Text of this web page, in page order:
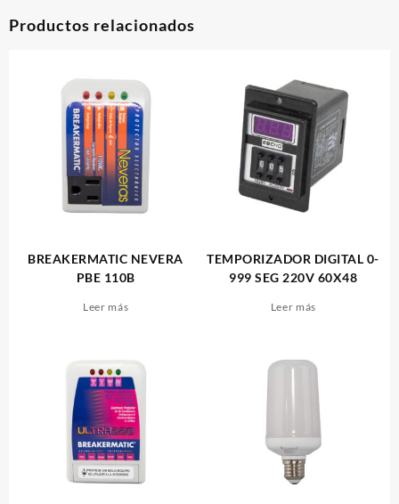
Productos relacionados
BREAKERMATIC NEVERA
PBE 110B
Leer más
TEMPORIZADOR DIGITAL 0-
999 SEG 220V 60X48
Leer más